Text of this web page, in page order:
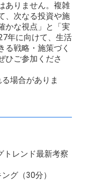
ありません。複雑
、次なる投資や施
かな視点」と「実
年に向けて、生活
る戦略・施策づく
ひご参加くださ
場合がありま
トレンド最新考察
グ（30分）